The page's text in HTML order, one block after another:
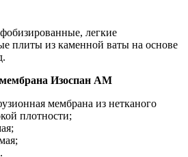
легкие
плиты из каменной ваты на основе
Изоспан АМ
мембрана из нетканого
плотности;